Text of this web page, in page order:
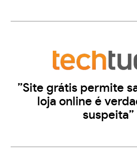
”Site grátis permite
loja online é
suspeita”